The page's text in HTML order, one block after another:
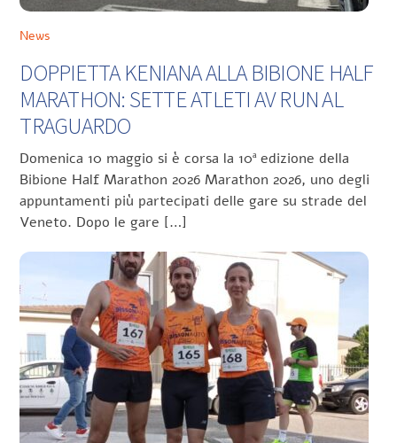
News
DOPPIETTA KENIANA ALLA BIBIONE HALF
MARATHON: SETTE ATLETI AV RUN AL
TRAGUARDO
Domenica 10 maggio si è corsa la 10ª edizione della
Bibione Half Marathon 2026 Marathon 2026, uno degli
appuntamenti più partecipati delle gare su strade del
Veneto. Dopo le gare […]